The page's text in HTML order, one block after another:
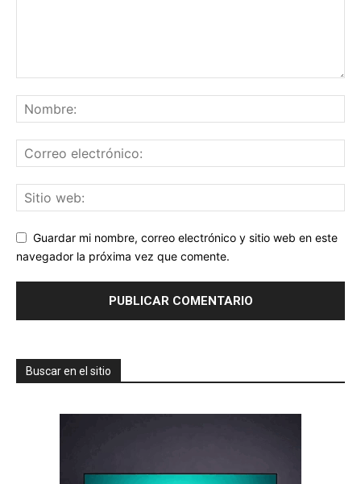
Guardar mi nombre, correo electrónico y sitio web en este
navegador la próxima vez que comente.
Buscar en el sitio